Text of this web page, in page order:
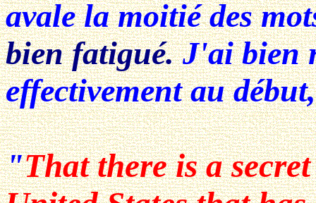
avale la moitié des
bien fatigué.J'ai bien
effectivement au
"That there is a